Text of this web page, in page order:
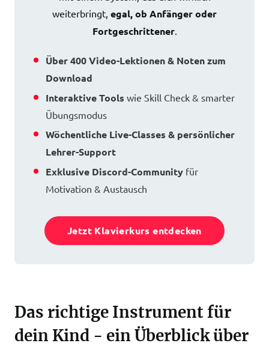
weiterbringt, egal, ob Anfänger oder
Fortgeschrittener.
Über 400 Video-Lektionen & Noten zum
Download
Interaktive Tools wie Skill Check & smarter
Übungsmodus
Wöchentliche Live-Classes & persönlicher
Lehrer-Support
Exklusive Discord-Community für
Motivation & Austausch
Jetzt Klavierkurs entdecken
Das richtige Instrument für
dein Kind - ein Überblick über